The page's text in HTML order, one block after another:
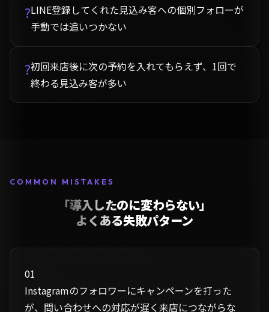
?LINE登録してくれた見込み客への個別フォローが
手動では追いつかない
?初回来店後に次の予約を入れてもらえず、1回で
終わる見込み客が多い
COMMON MISTAKES
「導入したのに変わらない」
よくある失敗パターン
01
Instagramのフォロワーにキャンペーンを打った
が、問い合わせへの対応が遅く来店につながらな